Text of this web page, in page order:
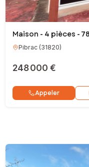
Maison - 4 pièces -
Pibrac(31820)
248 000 €
Appeler